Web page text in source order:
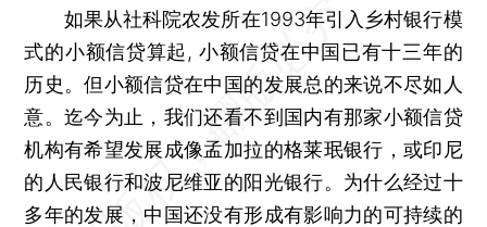
如果从社科院农发所在1993年引入乡村银行模
式的小额信贷算起, 小额信贷在中国已有十三年的
历史。但小额信贷在中国的发展总的来说不尽如人
意。迄今为止，我们还看不到国内有那家小额信贷
机构有希望发展成像孟加拉的格莱珉银行，或印尼
的人民银行和波尼维亚的阳光银行。为什么经过十
多年的发展，中国还没有形成有影响力的可持续的